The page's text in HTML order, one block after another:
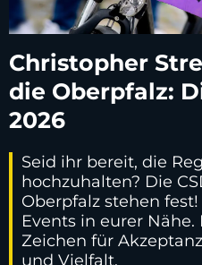
Christopher
die Oberpfalz:
2026
Seid ihr bereit, die
hochzuhalten? Die
Oberpfalz stehen
Events in eurer
Zeichen für
und Vielfalt.